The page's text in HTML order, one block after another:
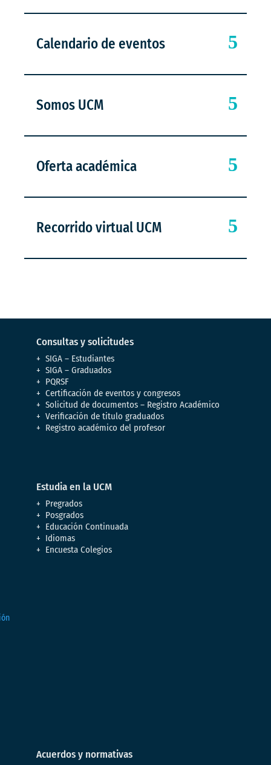
Calendario de eventos
Somos UCM
Oferta académica
Recorrido virtual UCM
Consultas y solicitudes
SIGA – Estudiantes
SIGA – Graduados
PQRSF
Certificación de eventos y congresos
Solicitud de documentos – Registro Académico
Verificación de titulo graduados
Registro académico del profesor
Estudia en la UCM
Pregrados
Posgrados
Educación Continuada
Idiomas
Encuesta Colegios
Acuerdos y normativas